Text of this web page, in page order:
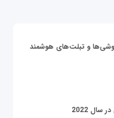
و تبلت‌های هوشمند